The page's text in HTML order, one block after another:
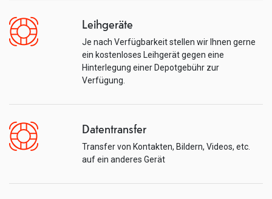
Leihgeräte
Je nach Verfügbarkeit stellen wir Ihnen gerne
ein kostenloses Leihgerät gegen eine
Hinterlegung einer Depotgebühr zur
Verfügung.
Datentransfer
Transfer von Kontakten, Bildern, Videos, etc.
auf ein anderes Gerät